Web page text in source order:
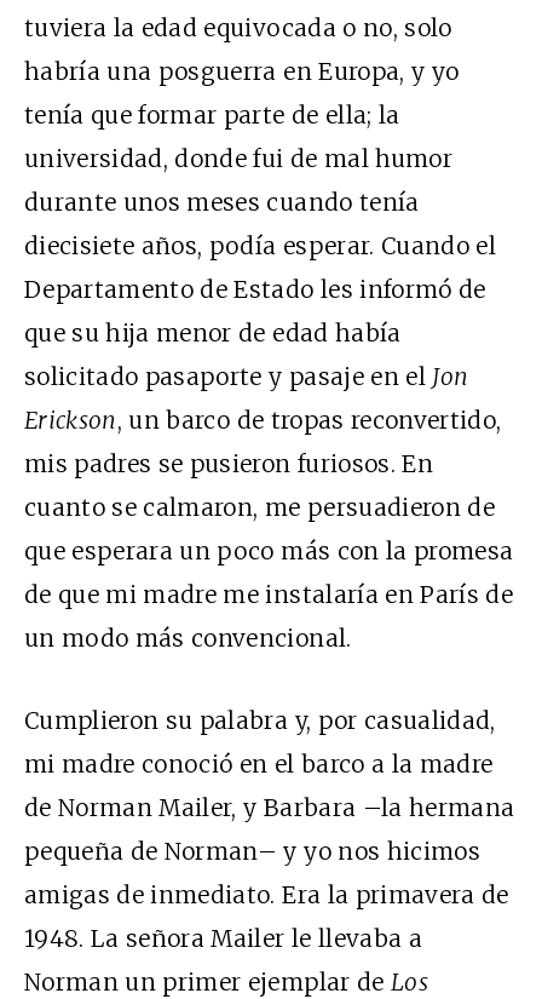
tuviera la edad equivocada o no, solo
habría una posguerra en Europa, y yo
tenía que formar parte de ella; la
universidad, donde fui de mal humor
durante unos meses cuando tenía
diecisiete años, podía esperar. Cuando el
Departamento de Estado les informó de
que su hija menor de edad había
solicitado pasaporte y pasaje en el Jon
Erickson, un barco de tropas reconvertido,
mis padres se pusieron furiosos. En
cuanto se calmaron, me persuadieron de
que esperara un poco más con la promesa
de que mi madre me instalaría en París de
un modo más convencional.
Cumplieron su palabra y, por casualidad,
mi madre conoció en el barco a la madre
de Norman Mailer, y Barbara –la hermana
pequeña de Norman– y yo nos hicimos
amigas de inmediato. Era la primavera de
1948. La señora Mailer le llevaba a
Norman un primer ejemplar de Los